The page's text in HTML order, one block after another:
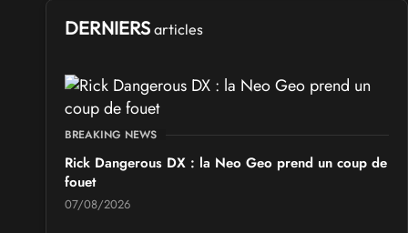
DERNIERS articles
BREAKING NEWS
Rick Dangerous DX : la Neo Geo prend un coup de
fouet
07/08/2026